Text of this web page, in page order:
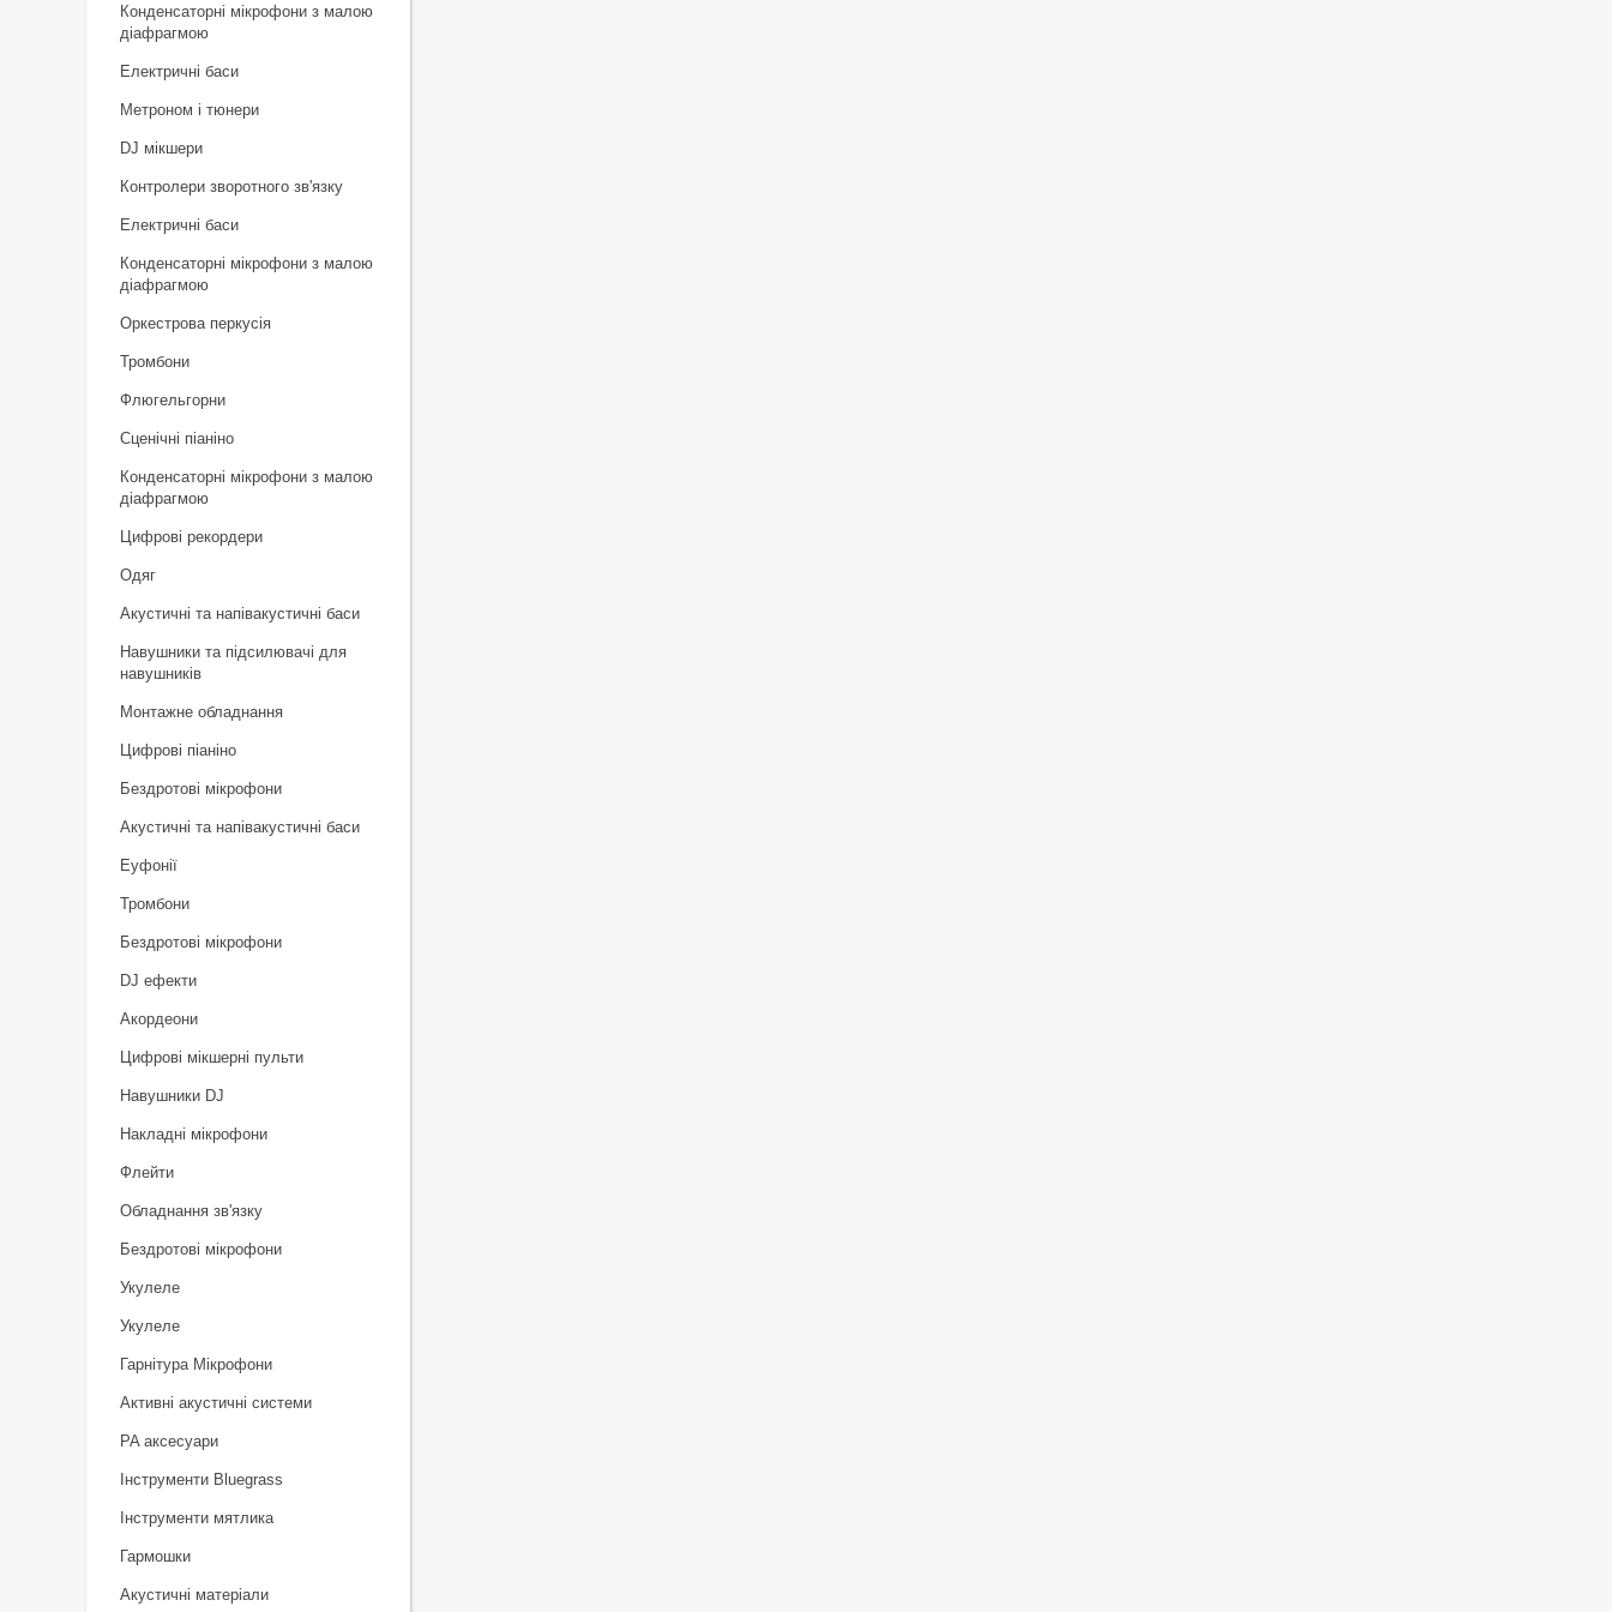
Конденсаторні мікрофони з малою
діафрагмою
Електричні баси
Метроном і тюнери
DJ мікшери
Контролери зворотного зв'язку
Електричні баси
Конденсаторні мікрофони з малою
діафрагмою
Оркестрова перкусія
Тромбони
Флюгельгорни
Сценічні піаніно
Конденсаторні мікрофони з малою
діафрагмою
Цифрові рекордери
Одяг
Акустичні та напівакустичні баси
Навушники та підсилювачі для
навушників
Монтажне обладнання
Цифрові піаніно
Бездротові мікрофони
Акустичні та напівакустичні баси
Еуфонії
Тромбони
Бездротові мікрофони
DJ ефекти
Акордеони
Цифрові мікшерні пульти
Навушники DJ
Накладні мікрофони
Флейти
Обладнання зв'язку
Бездротові мікрофони
Укулеле
Укулеле
Гарнітура Мікрофони
Активні акустичні системи
PA аксесуари
Інструменти Bluegrass
Інструменти мятлика
Гармошки
Акустичні матеріали